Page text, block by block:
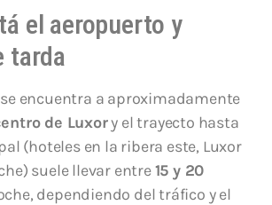
el aeropuerto y
tarda
encuentra a aproximadamente
de Luxory el trayecto hasta
(hoteles en la ribera este, Luxor
suele llevar entre15 y 20
dependiendo del tráfico y el